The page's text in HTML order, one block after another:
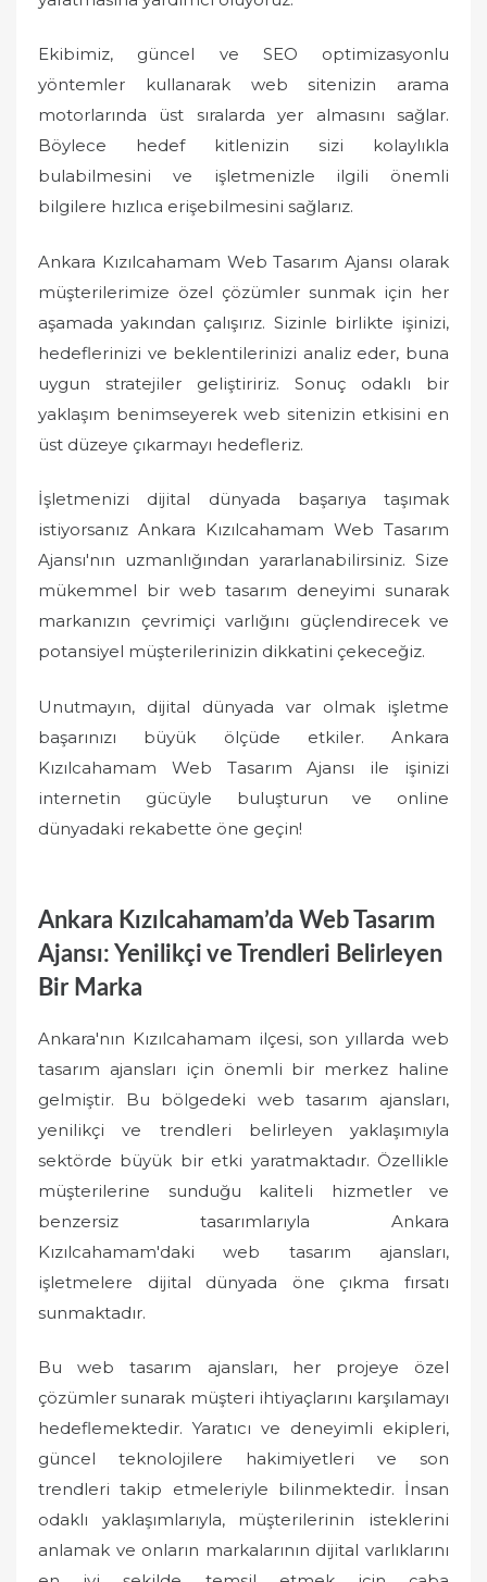
Ekibimiz, güncel ve SEO optimizasyonlu
yöntemler kullanarak web sitenizin arama
motorlarında üst sıralarda yer almasını sağlar.
Böylece hedef kitlenizin sizi kolaylıkla
bulabilmesini ve işletmenizle ilgili önemli
bilgilere hızlıca erişebilmesini sağlarız.
Ankara Kızılcahamam Web Tasarım Ajansı olarak
müşterilerimize özel çözümler sunmak için her
aşamada yakından çalışırız. Sizinle birlikte işinizi,
hedeflerinizi ve beklentilerinizi analiz eder, buna
uygun stratejiler geliştiririz. Sonuç odaklı bir
yaklaşım benimseyerek web sitenizin etkisini en
üst düzeye çıkarmayı hedefleriz.
İşletmenizi dijital dünyada başarıya taşımak
istiyorsanız Ankara Kızılcahamam Web Tasarım
Ajansı'nın uzmanlığından yararlanabilirsiniz. Size
mükemmel bir web tasarım deneyimi sunarak
markanızın çevrimiçi varlığını güçlendirecek ve
potansiyel müşterilerinizin dikkatini çekeceğiz.
Unutmayın, dijital dünyada var olmak işletme
başarınızı büyük ölçüde etkiler. Ankara
Kızılcahamam Web Tasarım Ajansı ile işinizi
internetin gücüyle buluşturun ve online
dünyadaki rekabette öne geçin!
Ankara Kızılcahamam’da Web Tasarım
Ajansı: Yenilikçi ve Trendleri Belirleyen
Bir Marka
Ankara'nın Kızılcahamam ilçesi, son yıllarda web
tasarım ajansları için önemli bir merkez haline
gelmiştir. Bu bölgedeki web tasarım ajansları,
yenilikçi ve trendleri belirleyen yaklaşımıyla
sektörde büyük bir etki yaratmaktadır. Özellikle
müşterilerine sunduğu kaliteli hizmetler ve
benzersiz tasarımlarıyla Ankara
Kızılcahamam'daki web tasarım ajansları,
işletmelere dijital dünyada öne çıkma fırsatı
sunmaktadır.
Bu web tasarım ajansları, her projeye özel
çözümler sunarak müşteri ihtiyaçlarını karşılamayı
hedeflemektedir. Yaratıcı ve deneyimli ekipleri,
güncel teknolojilere hakimiyetleri ve son
trendleri takip etmeleriyle bilinmektedir. İnsan
odaklı yaklaşımlarıyla, müşterilerinin isteklerini
anlamak ve onların markalarının dijital varlıklarını